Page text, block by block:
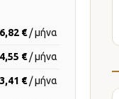
6,82 € / μήνα
4,55 € / μήνα
3,41 € / μήνα